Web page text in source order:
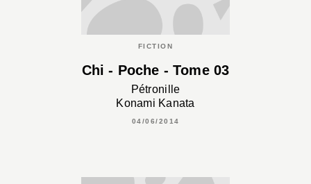
FICTION
Chi - Poche - Tome 03
Pétronille
Konami Kanata
04/06/2014